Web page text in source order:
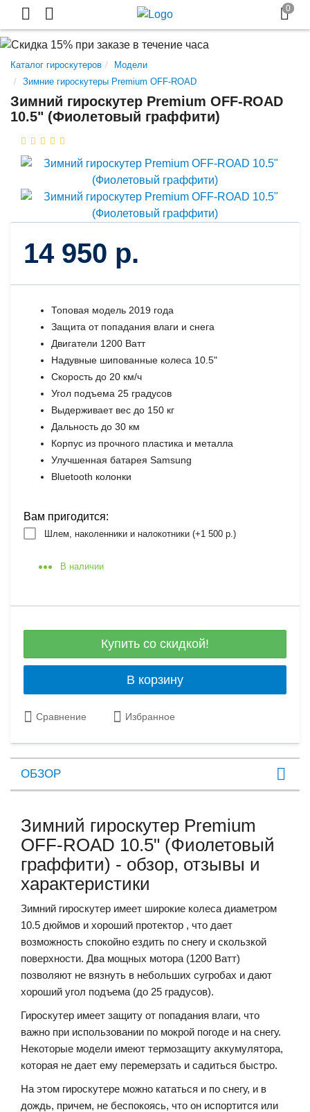
Каталог гироскутеров
Модели
Зимние гироскутеры Premium OFF-ROAD
Зимний гироскутер Premium OFF-ROAD
10.5" (Фиолетовый граффити)
14 950 р.
Топовая модель 2019 года
Защита от попадания влаги и снега
Двигатели 1200 Ватт
Надувные шипованные колеса 10.5"
Скорость до 20 км/ч
Угол подъема 25 градусов
Выдерживает вес до 150 кг
Дальность до 30 км
Корпус из прочного пластика и металла
Улучшенная батарея Samsung
Bluetooth колонки
Вам пригодится:
Шлем, наколенники и налокотники (+1 500 р.)
В наличии
Купить со скидкой!
В корзину
Сравнение Избранное
ОБЗОР
Зимний гироскутер Premium
OFF-ROAD 10.5" (Фиолетовый
граффити) - обзор, отзывы и
характеристики
Зимний гироскутер имеет широкие колеса диаметром
10.5 дюймов и хороший протектор , что дает
возможность спокойно ездить по снегу и скользкой
поверхности. Два мощных мотора (1200 Ватт)
позволяют не вязнуть в небольших сугробах и дают
хороший угол подъема (до 25 градусов).
Гироскутер имеет защиту от попадания влаги, что
важно при использовании по мокрой погоде и на снегу.
Некоторые модели имеют термозащиту аккумулятора,
которая не дает ему перемерзать и садиться быстро.
На этом гироскутере можно кататься и по снегу, и в
дождь, причем, не беспокоясь, что он испортится или